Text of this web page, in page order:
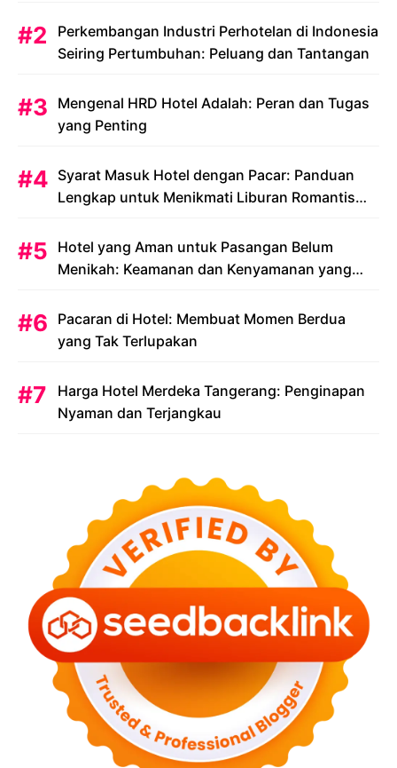
Perkembangan Industri Perhotelan di Indonesia
Seiring Pertumbuhan: Peluang dan Tantangan
Mengenal HRD Hotel Adalah: Peran dan Tugas
yang Penting
Syarat Masuk Hotel dengan Pacar: Panduan
Lengkap untuk Menikmati Liburan Romantis
Hotel yang Aman untuk Pasangan Belum
Menikah: Keamanan dan Kenyamanan yang
Pacaran di Hotel: Membuat Momen Berdua
yang Tak Terlupakan
Harga Hotel Merdeka Tangerang: Penginapan
Nyaman dan Terjangkau